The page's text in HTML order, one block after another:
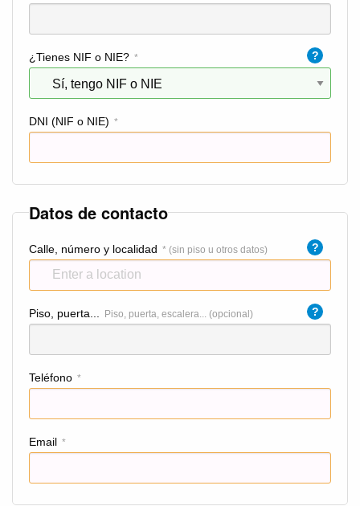
¿Tienes NIF o NIE? * ?
DNI (NIF o NIE) *
Datos de contacto
Calle, número y localidad * (sin piso u otros datos) ?
Piso, puerta... Piso, puerta, escalera... (opcional) ?
Teléfono *
Email *